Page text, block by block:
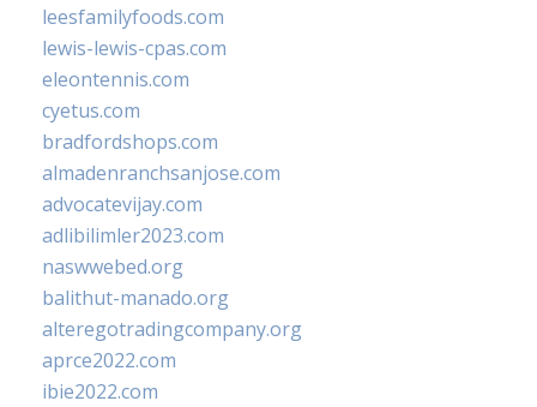
leesfamilyfoods.com
lewis-lewis-cpas.com
eleontennis.com
cyetus.com
bradfordshops.com
almadenranchsanjose.com
advocatevijay.com
adlibilimler2023.com
naswwebed.org
balithut-manado.org
alteregotradingcompany.org
aprce2022.com
ibie2022.com